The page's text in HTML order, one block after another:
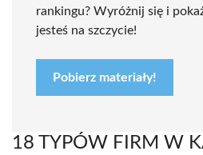
rankingu? Wyróżnij się i
jesteś na szczycie!
Pobierz materiały!
18 TYPÓW FIRM W